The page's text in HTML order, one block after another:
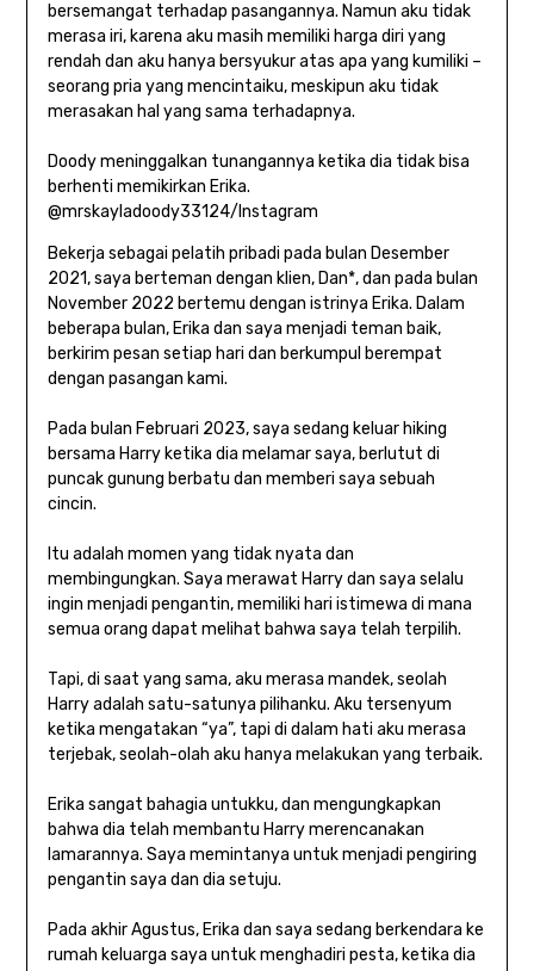
bersemangat terhadap pasangannya. Namun aku tidak
merasa iri, karena aku masih memiliki harga diri yang
rendah dan aku hanya bersyukur atas apa yang kumiliki –
seorang pria yang mencintaiku, meskipun aku tidak
merasakan hal yang sama terhadapnya.
Doody meninggalkan tunangannya ketika dia tidak bisa
berhenti memikirkan Erika.
@mrskayladoody33124/Instagram
Bekerja sebagai pelatih pribadi pada bulan Desember
2021, saya berteman dengan klien, Dan*, dan pada bulan
November 2022 bertemu dengan istrinya Erika. Dalam
beberapa bulan, Erika dan saya menjadi teman baik,
berkirim pesan setiap hari dan berkumpul berempat
dengan pasangan kami.
Pada bulan Februari 2023, saya sedang keluar hiking
bersama Harry ketika dia melamar saya, berlutut di
puncak gunung berbatu dan memberi saya sebuah
cincin.
Itu adalah momen yang tidak nyata dan
membingungkan. Saya merawat Harry dan saya selalu
ingin menjadi pengantin, memiliki hari istimewa di mana
semua orang dapat melihat bahwa saya telah terpilih.
Tapi, di saat yang sama, aku merasa mandek, seolah
Harry adalah satu-satunya pilihanku. Aku tersenyum
ketika mengatakan “ya”, tapi di dalam hati aku merasa
terjebak, seolah-olah aku hanya melakukan yang terbaik.
Erika sangat bahagia untukku, dan mengungkapkan
bahwa dia telah membantu Harry merencanakan
lamarannya. Saya memintanya untuk menjadi pengiring
pengantin saya dan dia setuju.
Pada akhir Agustus, Erika dan saya sedang berkendara ke
rumah keluarga saya untuk menghadiri pesta, ketika dia